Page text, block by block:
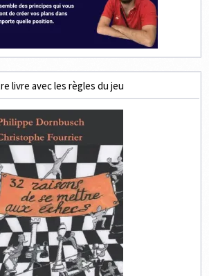
livre avec les règles du jeu